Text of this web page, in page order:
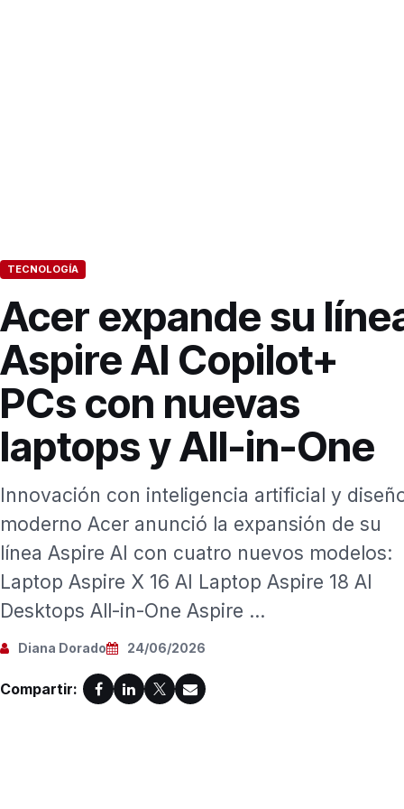
TECNOLOGÍA
Acer expande su
Aspire AI Copilot+
PCs con nuevas
laptops y All-in-One
Innovación con inteligencia artificial y
moderno Acer anunció la expansión de su
línea Aspire AI con cuatro nuevos modelos:
Laptop Aspire X 16 AI Laptop Aspire 18 AI
Desktops All-in-One Aspire ...
Diana Dorado 24/06/2026
Compartir: